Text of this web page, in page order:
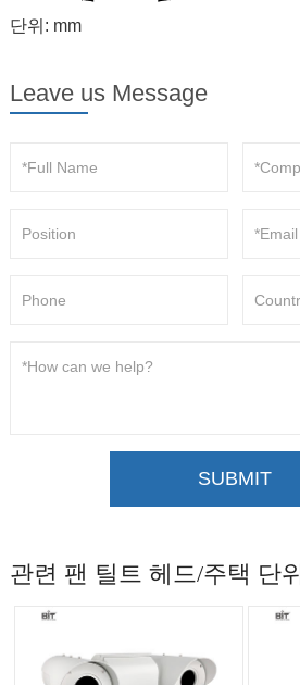
단위: mm
Leave us Message
SUBMIT
관련 팬 틸트 헤드/주택 단위